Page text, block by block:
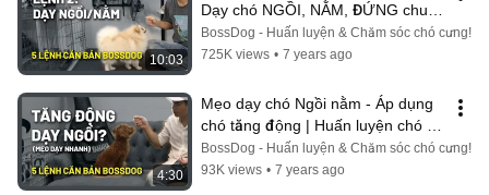
10:03
Dạy chó NGỒI, NẰM, ĐỨNG chuẩn
| Hướng dẫn chi tiết dễ làm |
BossDog
BossDog - Huấn luyện & Chăm sóc chó cưng!
725K views • 7 years ago
4:30
Mẹo dạy chó Ngồi nằm - Áp dụng
chó tăng động | Huấn luyện chó cơ
bản BossDog (BOSS290719)
BossDog - Huấn luyện & Chăm sóc chó cưng!
93K views • 7 years ago